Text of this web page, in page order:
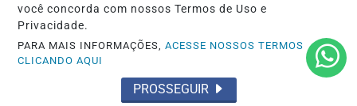
Contato
Pesquisar Notícia
você concorda com nossos Termos de Uso e
Privacidade.
PARA MAIS INFORMAÇÕES,ACESSE NOSSOS TERMOS
CLICANDO AQUI
PROSSEGUIR